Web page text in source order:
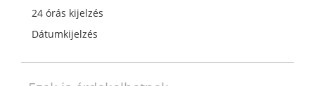
24 órás kijelzés
Dátumkijelzés